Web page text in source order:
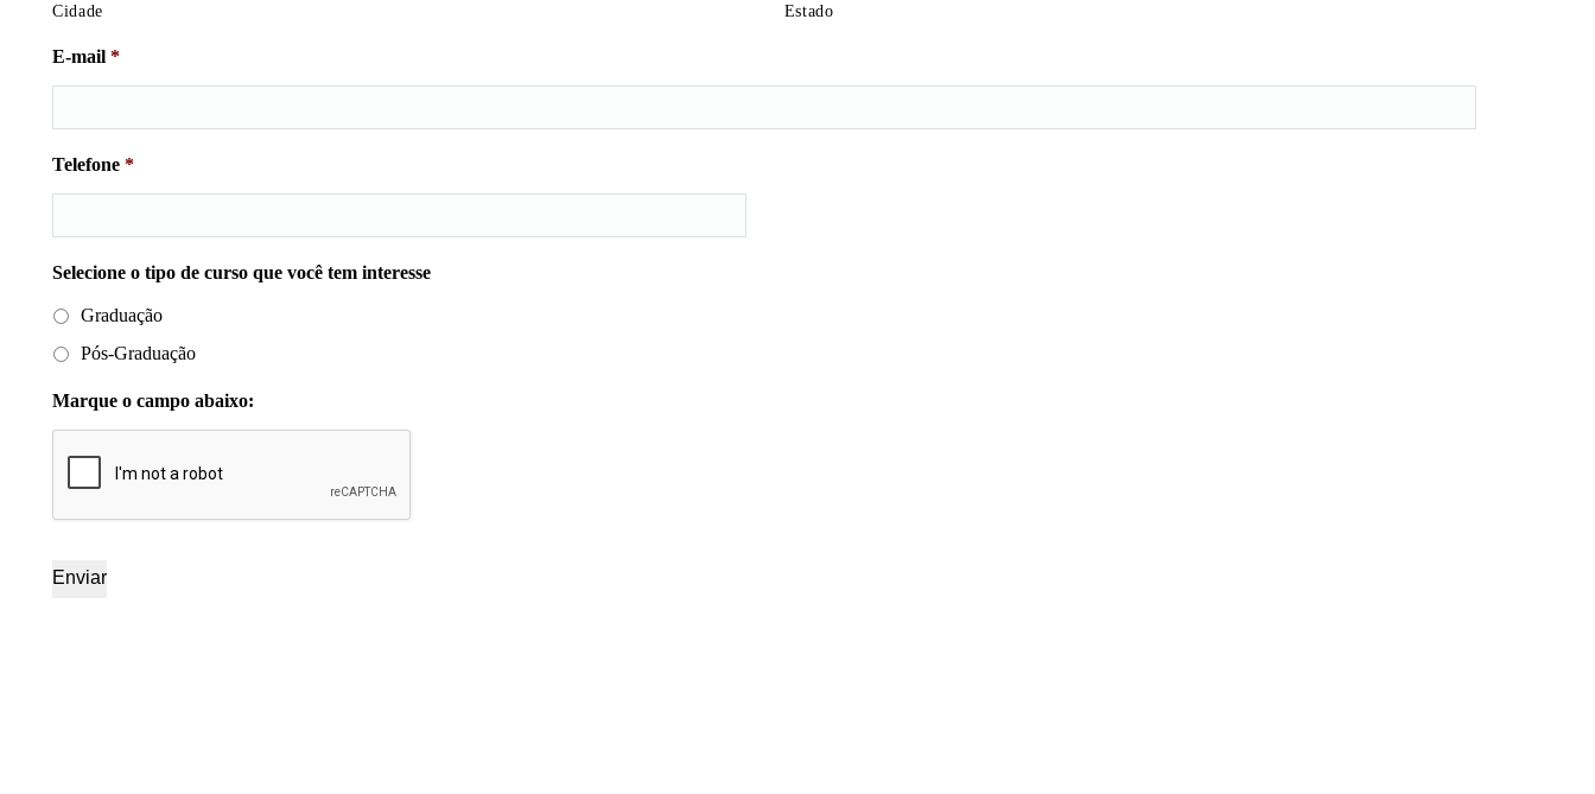
Cidade Estado
E-mail *
Telefone *
Selecione o tipo de curso que você tem interesse
Graduação
Pós-Graduação
Marque o campo abaixo: